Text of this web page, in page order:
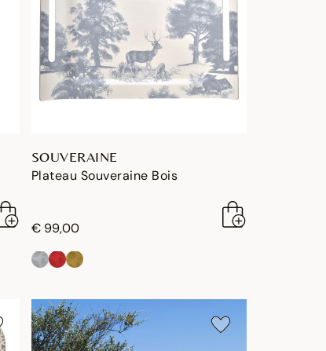
SOUVERAINE
Plateau Souveraine Bois
€ 99,00